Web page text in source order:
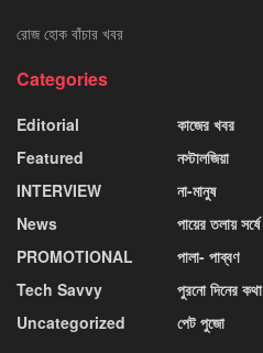
রোজ হোক বাঁচার খবর
Categories
Editorial
Featured
INTERVIEW
News
PROMOTIONAL
Tech Savvy
Uncategorized
কাজের খবর
নস্টালজিয়া
না-মানুষ
পায়ের তলায় সর্ষে
পালা- পাব্বণ
পুরনো দিনের কথা
পেট পুজো